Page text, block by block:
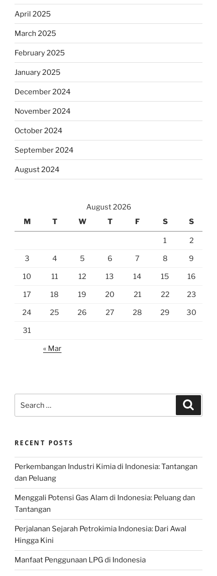
April 2025
March 2025
February 2025
January 2025
December 2024
November 2024
October 2024
September 2024
August 2024
August 2026
M
T W T F S S
1 2
3 4 5 6 7 8 9
10 11 12 13 14 15 16
17 18 19 20 21 22 23
24 25 26 27 28 29 30
31
« Mar
for:
RECENT POSTS
Perkembangan Industri Kimia di Indonesia: Tantangan
dan Peluang
Menggali Potensi Gas Alam di Indonesia: Peluang dan
Tantangan
Perjalanan Sejarah Petrokimia Indonesia: Dari Awal
Hingga Kini
Manfaat Penggunaan LPG di Indonesia